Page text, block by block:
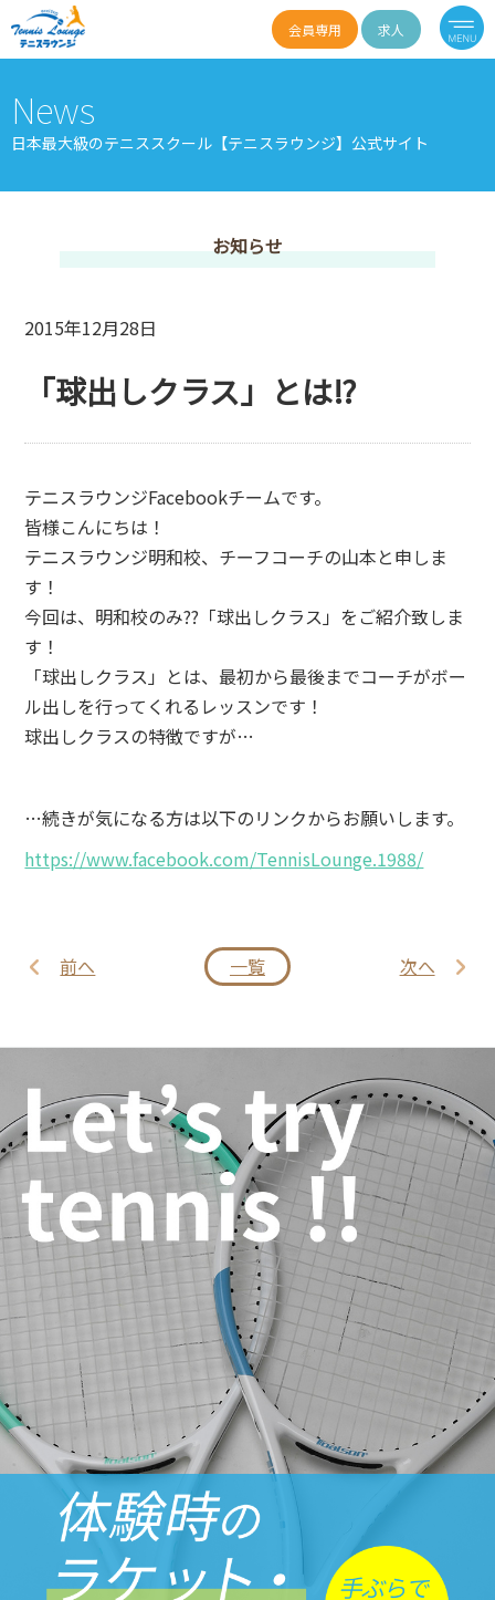
会員専用 求人
News
日本最大級のテニススクール【テニスラウンジ】公式サイト
お知らせ
2015年12月28日
「球出しクラス」とは⁉︎
テニスラウンジFacebookチームです。
皆様こんにちは！
テニスラウンジ明和校、チーフコーチの山本と申しま
す！
今回は、明和校のみ??「球出しクラス」をご紹介致しま
す！
「球出しクラス」とは、最初から最後までコーチがボー
ル出しを行ってくれるレッスンです！
球出しクラスの特徴ですが…
…続きが気になる方は以下のリンクからお願いします。
https://www.facebook.com/TennisLounge.1988/
前へ 一覧 次へ